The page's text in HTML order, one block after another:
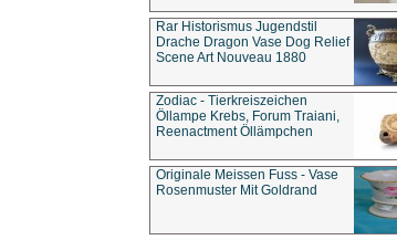
Rar Historismus Jugendstil
Drache Dragon Vase Dog Relief
Scene Art Nouveau 1880
Zodiac - Tierkreiszeichen
Öllampe Krebs, Forum Traiani,
Reenactment Öllämpchen
Originale Meissen Fuss - Vase
Rosenmuster Mit Goldrand